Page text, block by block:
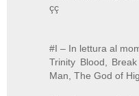
çç
#I – In lettura al
Trinity Blood,
Man, The God of